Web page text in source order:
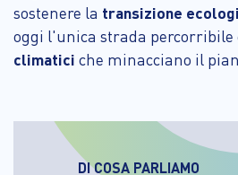
sostenere la transizione
oggi l'unica strada percorribile
climatici che minacciano il
DI COSA PARLIAMO